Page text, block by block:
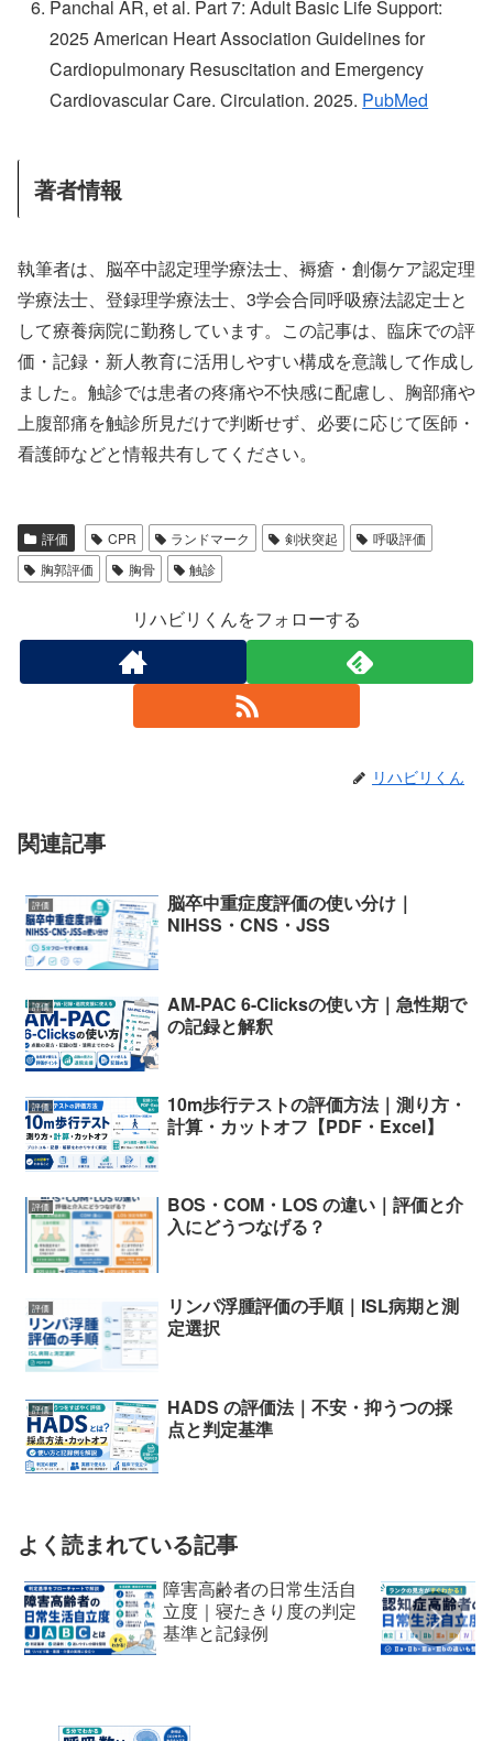
Panchal AR, et al. Part 7: Adult Basic Life Support:
2025 American Heart Association Guidelines for
Cardiopulmonary Resuscitation and Emergency
Cardiovascular Care. Circulation. 2025. PubMed
著者情報
執筆者は、脳卒中認定理学療法士、褥瘡・創傷ケア認定理
学療法士、登録理学療法士、3学会合同呼吸療法認定士と
して療養病院に勤務しています。この記事は、臨床での評
価・記録・新人教育に活用しやすい構成を意識して作成し
ました。触診では患者の疼痛や不快感に配慮し、胸部痛や
上腹部痛を触診所見だけで判断せず、必要に応じて医師・
看護師などと情報共有してください。
評価 CPR ランドマーク 剣状突起
呼吸評価
胸郭評価
胸骨 触診
リハビリくんをフォローする
リハビリくん
関連記事
評価
脳卒中重症度評価の使い分け｜
NIHSS・CNS・JSS
評価
AM-PAC 6-Clicksの使い方｜急性期で
の記録と解釈
評価
10m歩行テストの評価方法｜測り方・
計算・カットオフ【PDF・Excel】
評価
BOS・COM・LOS の違い｜評価と介
入にどうつなげる？
評価
リンパ浮腫評価の手順｜ISL病期と測
定選択
評価
HADS の評価法｜不安・抑うつの採
点と判定基準
よく読まれている記事
障害高齢者の日常生活自
立度｜寝たきり度の判定
基準と記録例